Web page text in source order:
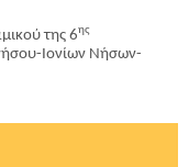
της 6ης
Ιονίων Νήσων-